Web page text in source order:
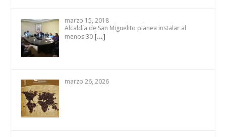
marzo 15, 2018
Alcaldía de San Miguelito planea instalar al
menos 30 […]
marzo 26, 2026